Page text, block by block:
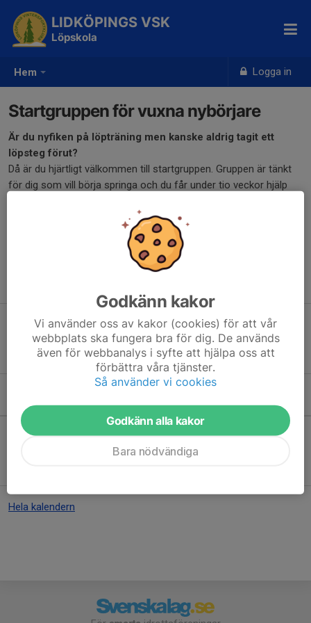
Hem Logga in
LIDKÖPINGS VSK
Löpskola
Startgruppen för vuxna nybörjare
Är du nyfiken på löpträning men kanske aldrig tagit ett
löpsteg förut?
Då är du hjärtligt välkommen till startgruppen. Gruppen är tänkt
för dig som vill börja springa och du får under tio veckor hjälp
Startgruppen är igång höst och vår. Ingen föranmälan - det är
bara att komma. Det går bra att prova ett par gånger därefter
behöver du bli medlem i Lidköpings VSK. Själva träningen är
Mer om Löpskolan
Kommande aktiviteter
Inga aktiviteter inbokade
Hela kalendern
Godkänn kakor
Vi använder oss av kakor (cookies) för att vår
webbplats ska fungera bra för dig. De används
även för webbanalys i syfte att hjälpa oss att
förbättra våra tjänster.
Så använder vi cookies
Godkänn alla kakor
Bara nödvändiga